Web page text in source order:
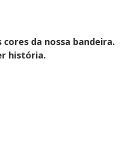
da nossa bandeira.
história.